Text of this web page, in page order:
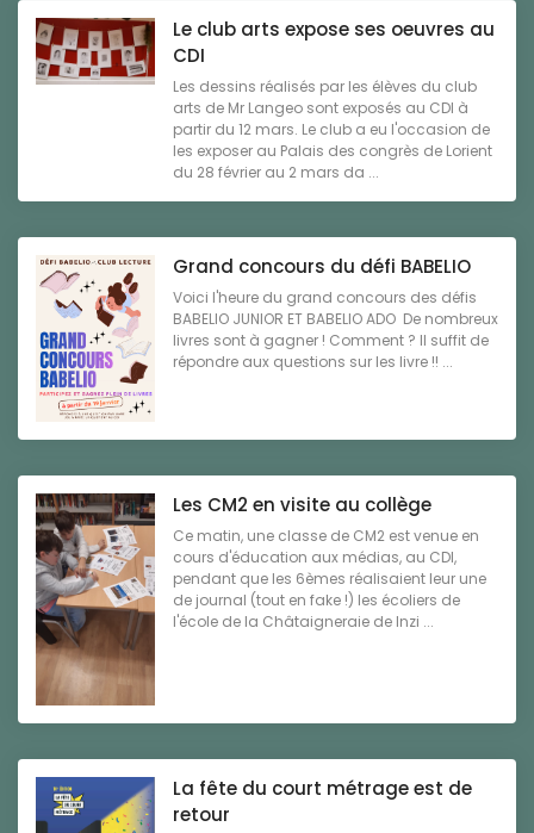
Le club arts expose ses oeuvres au
CDI
Les dessins réalisés par les élèves du club
arts de Mr Langeo sont exposés au CDI à
partir du 12 mars. Le club a eu l'occasion de
les exposer au Palais des congrès de Lorient
du 28 février au 2 mars da ...
Grand concours du défi BABELIO
Voici l'heure du grand concours des défis
BABELIO JUNIOR ET BABELIO ADO De nombreux
livres sont à gagner ! Comment ? Il suffit de
répondre aux questions sur les livre !! ...
Les CM2 en visite au collège
Ce matin, une classe de CM2 est venue en
cours d'éducation aux médias, au CDI,
pendant que les 6èmes réalisaient leur une
de journal (tout en fake !) les écoliers de
l'école de la Châtaigneraie de Inzi ...
La fête du court métrage est de
retour